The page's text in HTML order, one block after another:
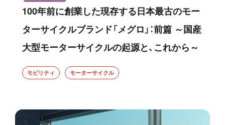
100年前に創業した現存する日本最古のモー
ターサイクルブランド「メグロ」：前篇 ～国産
大型モーターサイクルの起源と、これから～
モビリティ モーターサイクル